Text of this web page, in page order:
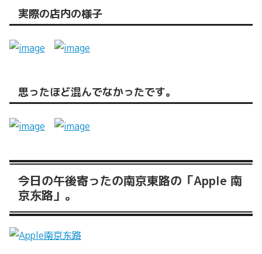
実際の店内の様子
思ったほど混んでなかったです。
今日の午後寄ったの南京東路の「Apple 南
京东路」。